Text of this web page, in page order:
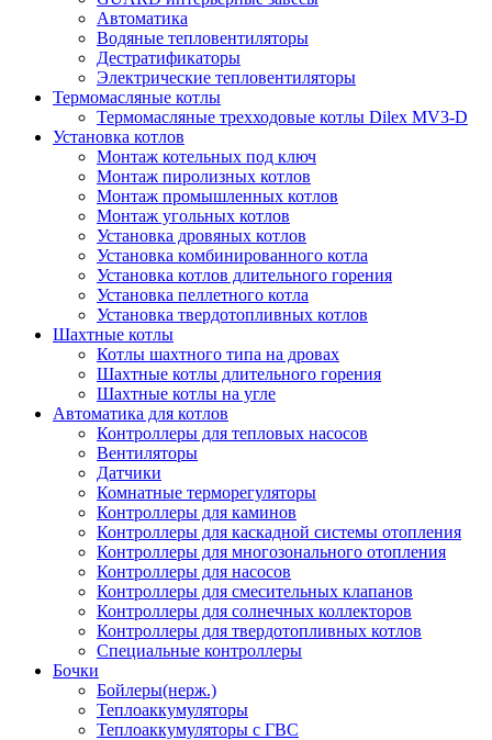
Автоматика
Водяные тепловентиляторы
Дестратификаторы
Электрические тепловентиляторы
Термомасляные котлы
Термомасляные трехходовые котлы Dilex MV3-D
Установка котлов
Монтаж котельных под ключ
Монтаж пиролизных котлов
Монтаж промышленных котлов
Монтаж угольных котлов
Установка дровяных котлов
Установка комбинированного котла
Установка котлов длительного горения
Установка пеллетного котла
Установка твердотопливных котлов
Шахтные котлы
Котлы шахтного типа на дровах
Шахтные котлы длительного горения
Шахтные котлы на угле
Автоматика для котлов
Контроллеры для тепловых насосов
Вентиляторы
Датчики
Комнатные терморегуляторы
Контроллеры для каминов
Контроллеры для каскадной системы отопления
Контроллеры для многозонального отопления
Контроллеры для насосов
Контроллеры для смесительных клапанов
Контроллеры для солнечных коллекторов
Контроллеры для твердотопливных котлов
Специальные контроллеры
Бочки
Бойлеры(нерж.)
Теплоаккумуляторы
Теплоаккумуляторы с ГВС